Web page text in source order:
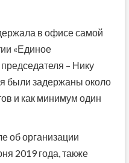
в офисе самой
«Единое
– Нику
были задержаны около
и как минимум один
об организации
2019 года, также